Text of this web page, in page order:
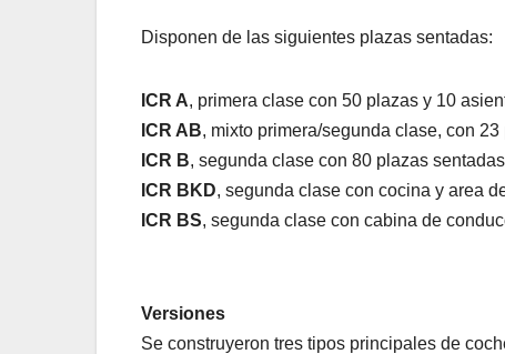
Disponen de las siguientes plazas sentadas:
ICR A, primera clase con 50 plazas y 10
ICR AB, mixto primera/segunda clase, con
ICR B, segunda clase con 80 plazas
ICR BKD, segunda clase con cocina y area
ICR BS, segunda clase con cabina de
Versiones
Se construyeron tres tipos principales de